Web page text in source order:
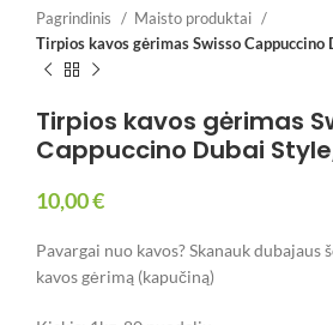
Pagrindinis
Maisto produktai
Tirpios kavos gėrimas Swisso Cappuccino
Tirpios kavos gėrimas
Cappuccino Dubai
10,00€
Pavargai nuo kavos? Skanauk
kavos gėrimą (kapučiną)